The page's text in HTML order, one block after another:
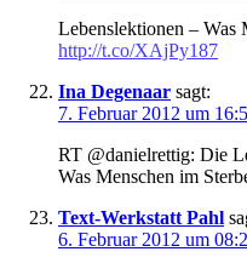
Lebenslektionen – Was
http://t.co/XAjPy187
Ina Degenaar sagt:
7. Februar 2012 um
RT @danielrettig: Die
Was Menschen im
Text-Werkstatt Pahl
6. Februar 2012 um